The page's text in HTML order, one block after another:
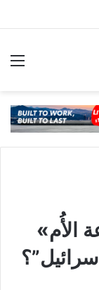
إلى بلدتهم
الأُم»